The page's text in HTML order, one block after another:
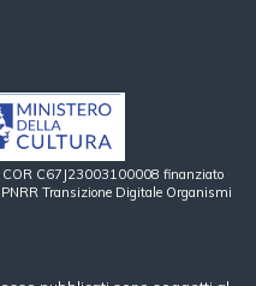
C67J23003100008 finanziato
PNRR Transizione Digitale Organismi